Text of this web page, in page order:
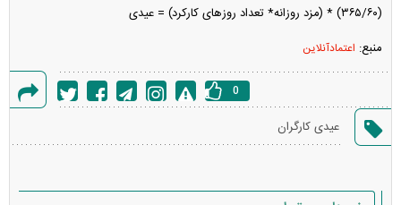
(۳۶۵/۶۰) * (مزد روزانه* تعداد روز‌های کارکرد) = عیدی
منبع: اعتمادآنلاین
خطا
0
عیدی کارگران